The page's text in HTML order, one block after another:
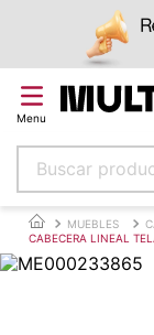
Buscar
MUEBLES
CABECERA LINEAL
Términos más
papel tapiz